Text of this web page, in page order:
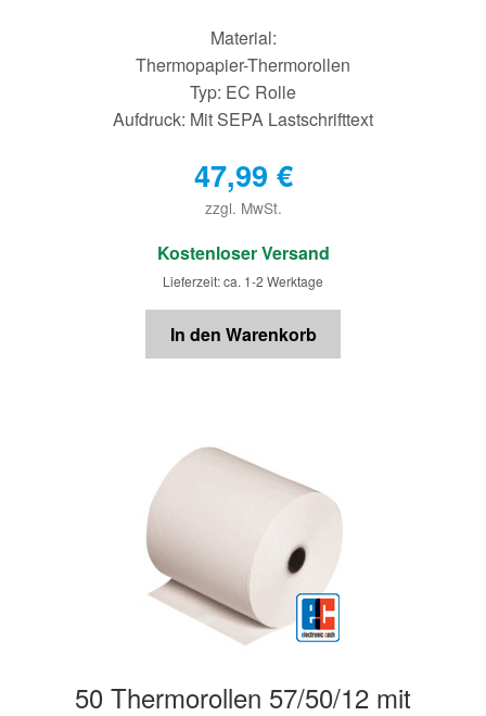
Material:
Thermopapier-Thermorollen
Typ: EC Rolle
Aufdruck: Mit SEPA Lastschrifttext
47,99 €
zzgl. MwSt.
€
Kostenloser Versand
Lieferzeit: ca. 1-2 Werktage
In den Warenkorb
50 Thermorollen 57/50/12 mit